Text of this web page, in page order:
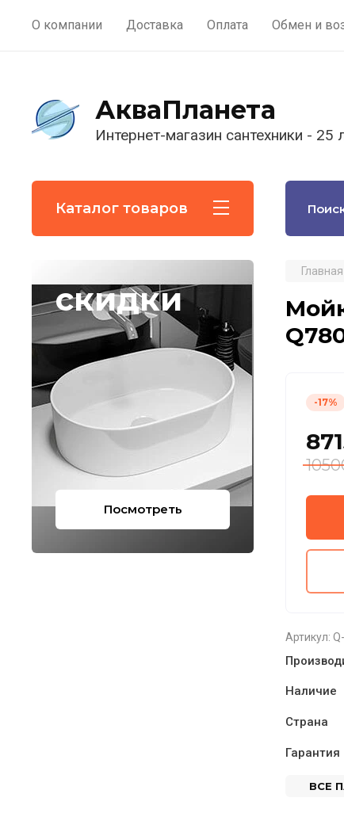
О компании Доставка Оплата Обмен и
АкваПланета
Интернет-магазин сантехники - 25
Каталог товаров
скидки
Посмотреть
Главная
-17%
Артикул:
Наличие
Страна
Гарантия
ВСЕ